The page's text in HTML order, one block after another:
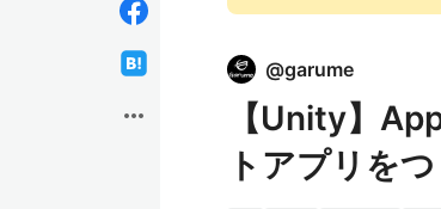
more_horiz
@garume
【Unity】
トアプリを